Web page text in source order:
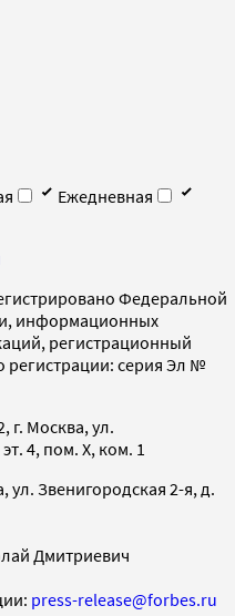
Ежедневная
Федеральной
информационных
регистрационный
регистрации: серия Эл №
г. Москва, ул.
4, пом. X, ком. 1
ул. Звенигородская 2-я, д.
Дмитриевич
press-release@forbes.ru